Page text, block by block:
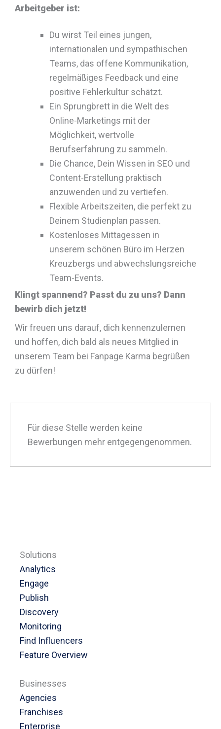
Arbeitgeber ist:
Du wirst Teil eines jungen,
internationalen und sympathischen
Teams, das offene Kommunikation,
regelmäßiges Feedback und eine
positive Fehlerkultur schätzt.
Ein Sprungbrett in die Welt des
Online-Marketings mit der
Möglichkeit, wertvolle
Berufserfahrung zu sammeln.
Die Chance, Dein Wissen in SEO und
Content-Erstellung praktisch
anzuwenden und zu vertiefen.
Flexible Arbeitszeiten, die perfekt zu
Deinem Studienplan passen.
Kostenloses Mittagessen in
unserem schönen Büro im Herzen
Kreuzbergs und abwechslungsreiche
Team-Events.
Klingt spannend? Passt du zu uns? Dann
bewirb dich jetzt!
Wir freuen uns darauf, dich kennenzulernen
und hoffen, dich bald als neues Mitglied in
unserem Team bei Fanpage Karma begrüßen
zu dürfen!
Für diese Stelle werden keine
Bewerbungen mehr entgegengenommen.
Solutions
Analytics
Engage
Publish
Discovery
Monitoring
Find Influencers
Feature Overview
Businesses
Agencies
Franchises
Enterprise